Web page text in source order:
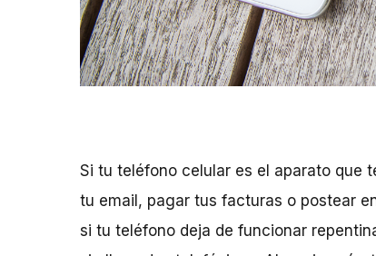
Si tu teléfono celular es el aparato que
tu email, pagar tus facturas o postear
si tu teléfono deja de funcionar